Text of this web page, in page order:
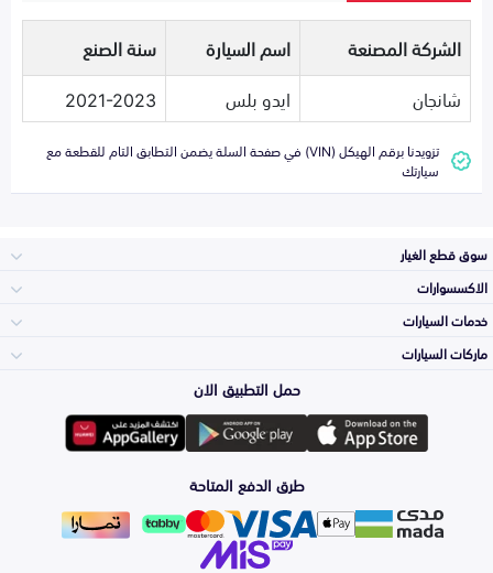
الشركة المصنعة اسم السيارة
سنة الصنع
شانجان
ايدو بلس 2021-2023
تزويدنا برقم الهيكل (VIN) في صفحة السلة يضمن التطابق التام للقطعة مع
سيارتك
سوق قطع الغيار
المكائن، القيرات
وملحقاتها
الشمعات
والاصطبات (الاضاءة)
الاكسسوارات
لوازم الرحلات
اكسسوارات العناية
خدمات السيارات
الأكثر مبيعاً
التلميع والعناية
ماركات السيارات
تويوتا
هيونداي
حمل التطبيق الان
طرق الدفع المتاحة